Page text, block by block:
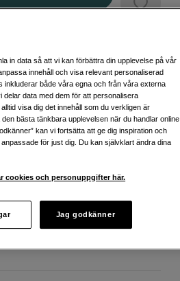
som vi tycker om extra
symbolen för fler av våra
inom 30 dagar
in data så att vi kan förbättra din upplevelse på vår
innehåll och visa relevant personaliserad
inkluderar både våra egna och från våra externa
data med dem för att personalisera
visa dig det innehåll som du verkligen är
bästa tänkbara upplevelsen när du handlar
kan vi fortsätta att ge dig inspiration och
för just dig. Du kan självklart ändra dina
cookies och personuppgifter här.
Jag godkänner